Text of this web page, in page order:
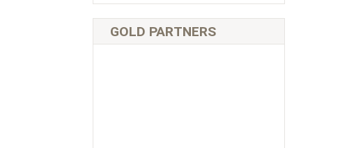
GOLD PARTNERS